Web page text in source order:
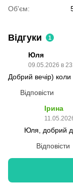
Об'єм:
Відгуки 1
Юля
09.05.2026 в
Добрий вечір) коли
Відповісти
Ірина
Юля, добрий
Відповісти